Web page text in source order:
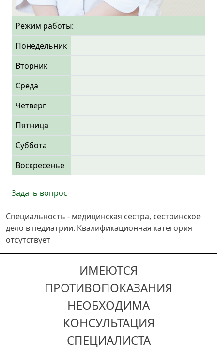
Режим работы:
Понедельник
Вторник
Среда
Четверг
Пятница
Суббота
Воскресенье
Задать вопрос
Специальность - медицинская сестра, сестринское
дело в педиатрии. Квалификационная категория
отсутствует
ИМЕЮТСЯ
ПРОТИВОПОКАЗАНИЯ
НЕОБХОДИМА
КОНСУЛЬТАЦИЯ
СПЕЦИАЛИСТА